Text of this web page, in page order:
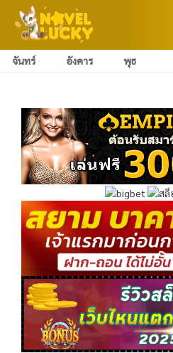
จันทร์ อังคาร พุธ